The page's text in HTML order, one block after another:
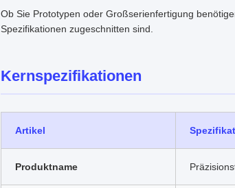
Ob Sie Prototypen oder Großserienfertigung
Spezifikationen zugeschnitten sind.
Kernspezifikationen
Artikel
Produktname